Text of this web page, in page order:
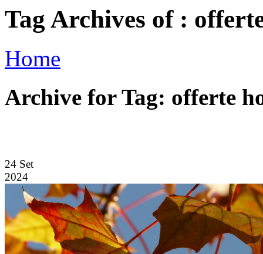
Tag Archives of :
Home
Archive for Tag: offerte
24 Set
2024